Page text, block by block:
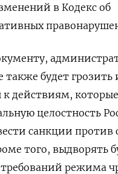
в Кодекс об
также будет грозить
к действиям,
целостность
санкции против
того, выдворять
режима